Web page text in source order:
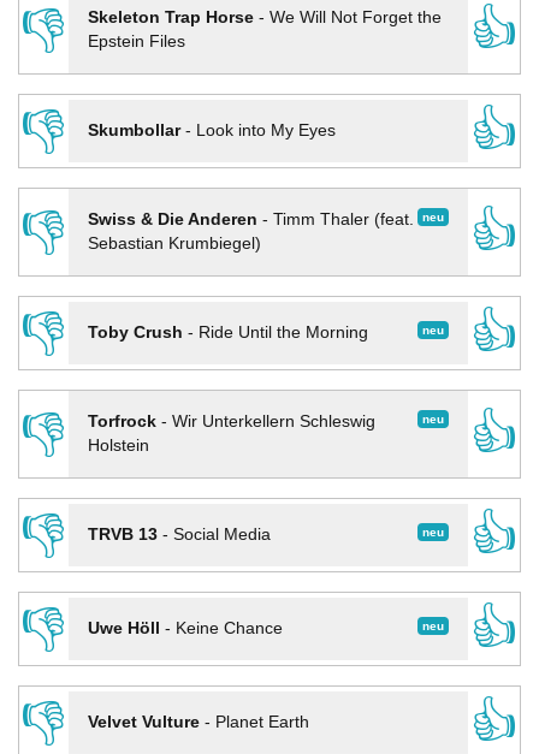
👎
Skeleton Trap Horse- We Will Not Forget the
Epstein Files
👍
👎
Skumbollar- Look into My Eyes
👍
👎
neu
Swiss & Die Anderen - Timm Thaler (feat.
Sebastian Krumbiegel)
👍
👎
neu
Toby Crush - Ride Until the Morning
👍
👎
neu
Torfrock- Wir Unterkellern Schleswig
Holstein
👍
👎
neu
TRVB 13- Social Media
👍
👎
neu
Uwe Höll - Keine Chance
👍
👎
Velvet Vulture- Planet Earth
👍